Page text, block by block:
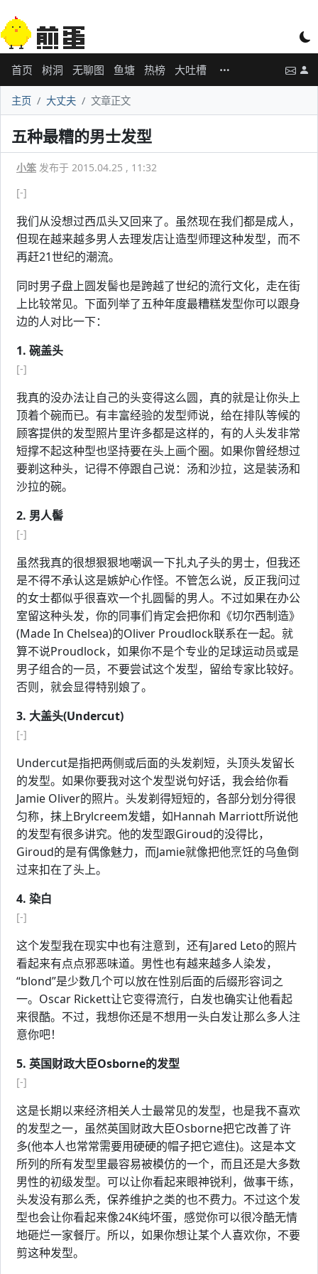
首页 树洞 无聊图 鱼塘 热榜 大吐槽
主页 大丈夫 文章正文
五种最糟的男士发型
小笨 发布于 2015.04.25 , 11:32
[-]
我们从没想过西瓜头又回来了。虽然现在我们都是成人，
但现在越来越多男人去理发店让造型师理这种发型，而不
再赶21世纪的潮流。
同时男子盘上圆发髻也是跨越了世纪的流行文化，走在街
上比较常见。下面列举了五种年度最糟糕发型你可以跟身
边的人对比一下：
1. 碗盖头
[-]
我真的没办法让自己的头变得这么圆，真的就是让你头上
顶着个碗而已。有丰富经验的发型师说，给在排队等候的
顾客提供的发型照片里许多都是这样的，有的人头发非常
短撑不起这种型也坚持要在头上画个圈。如果你曾经想过
要剃这种头，记得不停跟自己说：汤和沙拉，这是装汤和
沙拉的碗。
2. 男人髻
[-]
虽然我真的很想狠狠地嘲讽一下扎丸子头的男士，但我还
是不得不承认这是嫉妒心作怪。不管怎么说，反正我问过
的女士都似乎很喜欢一个扎圆髻的男人。不过如果在办公
室留这种头发，你的同事们肯定会把你和《切尔西制造》
(Made In Chelsea)的Oliver Proudlock联系在一起。就
算不说Proudlock，如果你不是个专业的足球运动员或是
男子组合的一员，不要尝试这个发型，留给专家比较好。
否则，就会显得特别娘了。
3. 大盖头(Undercut)
[-]
Undercut是指把两侧或后面的头发剃短，头顶头发留长
的发型。如果你要我对这个发型说句好话，我会给你看
Jamie Oliver的照片。头发剃得短短的，各部分划分得很
匀称，抹上Brylcreem发蜡，如Hannah Marriott所说他
的发型有很多讲究。他的发型跟Giroud的没得比，
Giroud的是有偶像魅力，而Jamie就像把他烹饪的乌鱼倒
过来扣在了头上。
4. 染白
[-]
这个发型我在现实中也有注意到，还有Jared Leto的照片
看起来有点点邪恶味道。男性也有越来越多人染发，
“blond”是少数几个可以放在性别后面的后缀形容词之
一。Oscar Rickett让它变得流行，白发也确实让他看起
来很酷。不过，我想你还是不想用一头白发让那么多人注
意你吧！
5. 英国财政大臣Osborne的发型
[-]
这是长期以来经济相关人士最常见的发型，也是我不喜欢
的发型之一，虽然英国财政大臣Osborne把它改善了许
多(他本人也常常需要用硬硬的帽子把它遮住)。这是本文
所列的所有发型里最容易被模仿的一个，而且还是大多数
男性的初级发型。可以让你看起来眼神锐利，做事干练，
头发没有那么秃，保养维护之类的也不费力。不过这个发
型也会让你看起来像24K纯坏蛋，感觉你可以很冷酷无情
地砸烂一家餐厅。所以，如果你想让某个人喜欢你，不要
剪这种发型。